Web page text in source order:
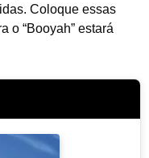
Coloque essas
o “Booyah” estará